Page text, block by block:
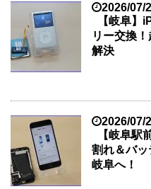
2026/07/
【岐阜
リー交換
解決
2026/07/
【岐阜駅
割れ＆バッ
岐阜へ！